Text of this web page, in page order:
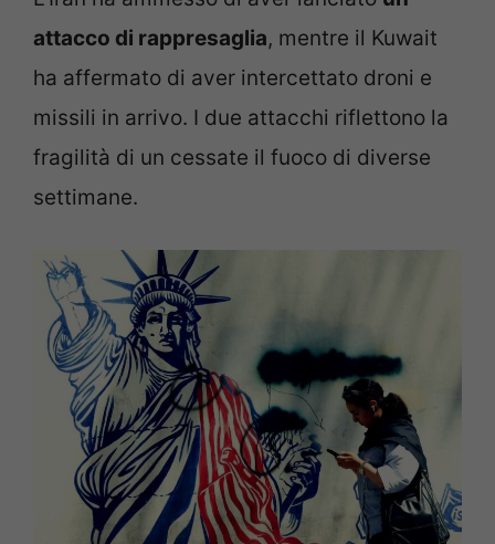
attacco di rappresaglia, mentre il Kuwait
ha affermato di aver intercettato droni e
missili in arrivo. I due attacchi riflettono la
fragilità di un cessate il fuoco di diverse
settimane.